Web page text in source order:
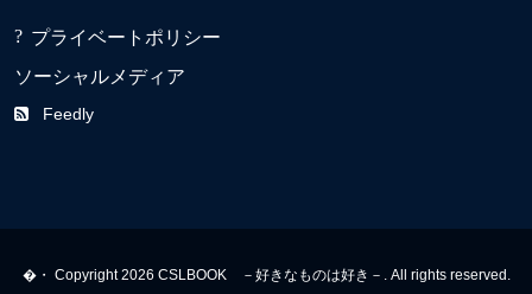
プライベートポリシー
ソーシャルメディア
Feedly
�・ Copyright 2026 CSLBOOK －好きなものは好き－. All rights reserved.